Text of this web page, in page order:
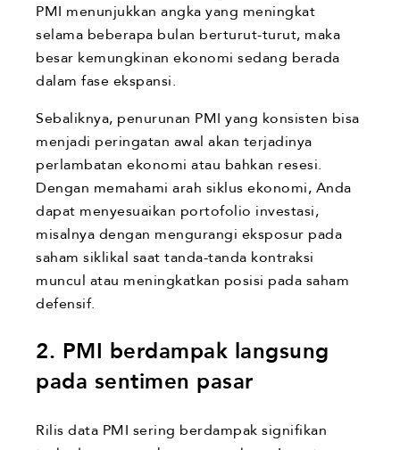
PMI menunjukkan angka yang meningkat
selama beberapa bulan berturut-turut, maka
besar kemungkinan ekonomi sedang berada
dalam fase ekspansi.
Sebaliknya, penurunan PMI yang konsisten bisa
menjadi peringatan awal akan terjadinya
perlambatan ekonomi atau bahkan resesi.
Dengan memahami arah siklus ekonomi, Anda
dapat menyesuaikan portofolio investasi,
misalnya dengan mengurangi eksposur pada
saham siklikal saat tanda-tanda kontraksi
muncul atau meningkatkan posisi pada saham
defensif.
2. PMI berdampak langsung
pada sentimen pasar
Rilis data PMI sering berdampak signifikan